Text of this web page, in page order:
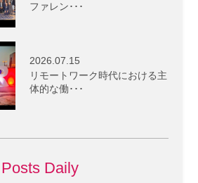
ファレン･･･
2026.07.15
リモートワーク時代における主
体的な働･･･
Daily